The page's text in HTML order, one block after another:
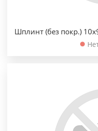
Шплинт (без покр.)